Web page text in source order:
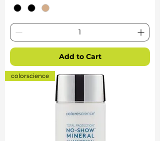
Add to Cart
colorscience